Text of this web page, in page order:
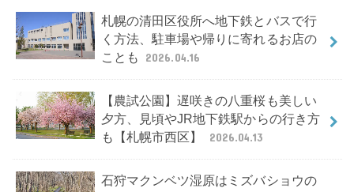
札幌の清田区役所へ地下鉄とバスで行
く方法、駐車場や帰りに寄れるお店の
ことも
2026.04.16
【農試公園】遅咲きの八重桜も美しい
夕方、見頃やJR地下鉄駅からの行き方
も【札幌市西区】
2026.04.13
石狩マクンベツ湿原はミズバショウの